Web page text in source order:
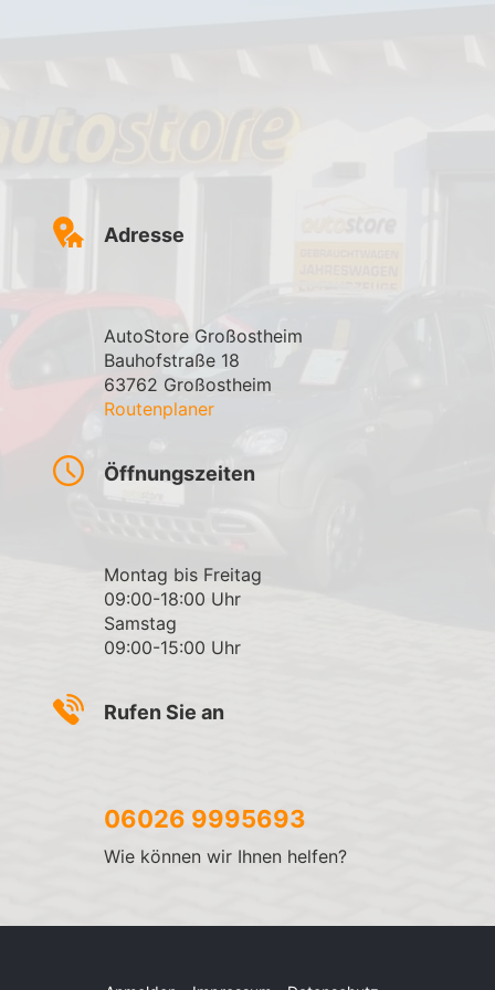
Adresse
AutoStore Großostheim
Bauhofstraße 18
63762 Großostheim
Routenplaner
Öffnungszeiten
Montag bis Freitag
09:00-18:00 Uhr
Samstag
09:00-15:00 Uhr
Rufen Sie an
06026 9995693
Wie können wir Ihnen helfen?